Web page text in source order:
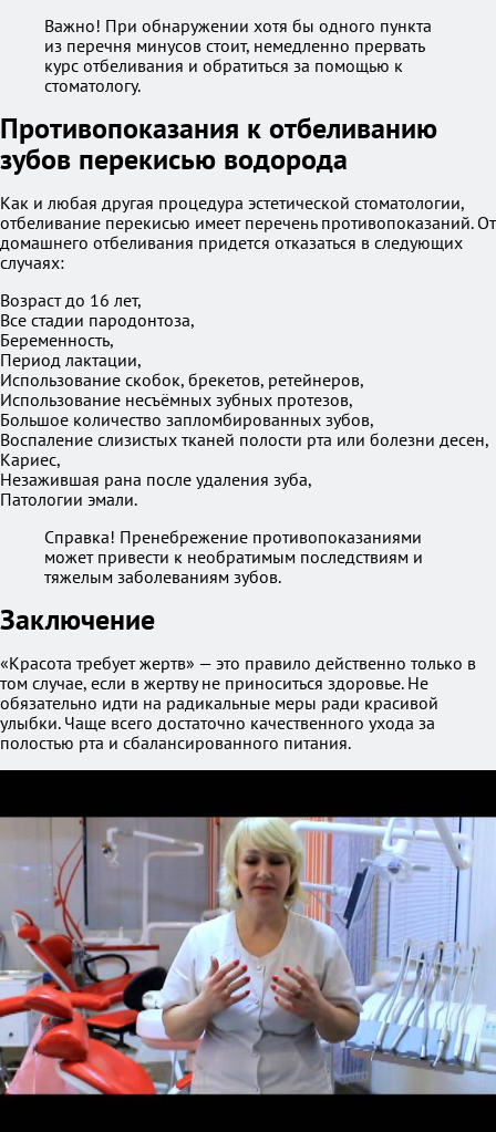
Важно! При обнаружении хотя бы одного пункта
из перечня минусов стоит, немедленно прервать
курс отбеливания и обратиться за помощью к
стоматологу.
Противопоказания к отбеливанию
зубов перекисью водорода
Как и любая другая процедура эстетической стоматологии,
отбеливание перекисью имеет перечень противопоказаний. От
домашнего отбеливания придется отказаться в следующих
случаях:
Возраст до 16 лет,
Все стадии пародонтоза,
Беременность,
Период лактации,
Использование скобок, брекетов, ретейнеров,
Использование несъёмных зубных протезов,
Большое количество запломбированных зубов,
Воспаление слизистых тканей полости рта или болезни десен,
Кариес,
Незажившая рана после удаления зуба,
Патологии эмали.
Справка! Пренебрежение противопоказаниями
может привести к необратимым последствиям и
тяжелым заболеваниям зубов.
Заключение
«Красота требует жертв» — это правило действенно только в
том случае, если в жертву не приноситься здоровье. Не
обязательно идти на радикальные меры ради красивой
улыбки. Чаще всего достаточно качественного ухода за
полостью рта и сбалансированного питания.